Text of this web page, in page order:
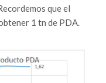
que el
1 tn de PDA.